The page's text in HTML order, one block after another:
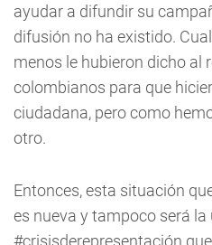
ayudar a difundir su
difusión no ha existido.
menos le hubieron dicho al
colombianos para que
ciudadana, pero como
otro.
Entonces, esta situación
es nueva y tampoco será
#crisisderepresentación